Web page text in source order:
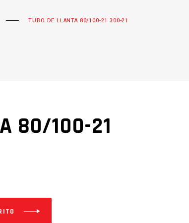
TUBO DE LLANTA 80/100-21 300-21
80/100-21